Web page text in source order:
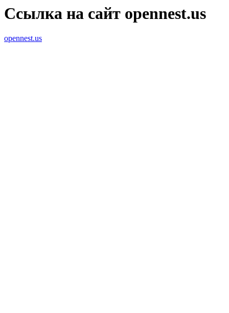
Ссылка на сайт opennest.us
opennest.us